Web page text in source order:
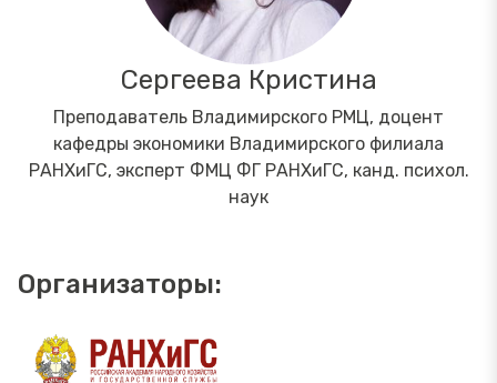
Сергеева Кристина
Преподаватель Владимирского РМЦ, доцент
кафедры экономики Владимирского филиала
РАНХиГС, эксперт ФМЦ ФГ РАНХиГС, канд. психол.
наук
Организаторы: